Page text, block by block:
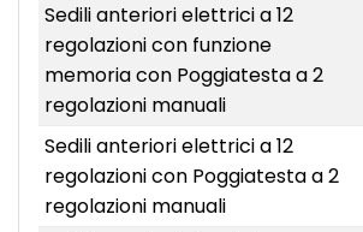
Sedili anteriori elettrici a 12
regolazioni con funzione
memoria con Poggiatesta a 2
regolazioni manuali
Sedili anteriori elettrici a 12
regolazioni con Poggiatesta a 2
regolazioni manuali